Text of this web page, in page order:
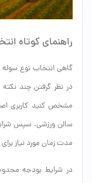
راهنمای کوتاه
گاهی انتخاب نوع سوله
در نظر گرفتن چند نکته
مشخص کنید کاربری
سالن ورزشی. سپس
مدت زمان مورد نیاز
در شرایط بودجه